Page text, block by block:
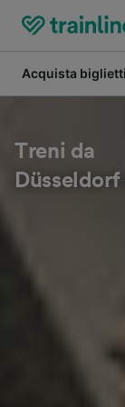
Acquista biglietti
Treni da